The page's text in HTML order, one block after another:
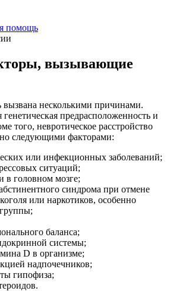
помощь
вызывающие
вызвана несколькими причинами.
предрасположенность и
того, невротическое расстройство
следующими факторами:
или инфекционных заболеваний;
ситуаций;
в головном мозге;
синдрома при отмене
или наркотиков, особенно
баланса;
системы;
D в организме;
надпочечников;
гипофиза;